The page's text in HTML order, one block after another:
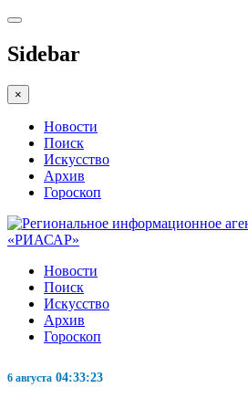
Sidebar
×
Новости
Поиск
Искусство
Архив
Гороскоп
«РИАСАР»
Новости
Поиск
Искусство
Архив
Гороскоп
6 августа 04:33:24